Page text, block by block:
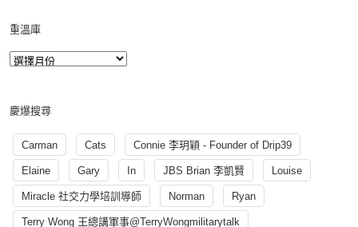
重溫庫
慶爆搜尋
Carman Cats Connie 李玥穎 - Founder of Drip39
Elaine Gary In JBS Brian 李凱賢 Louise
Miracle 社交力學培訓導師 Norman Ryan
Terry Wong 王總講軍事@TerryWongmilitarytalk